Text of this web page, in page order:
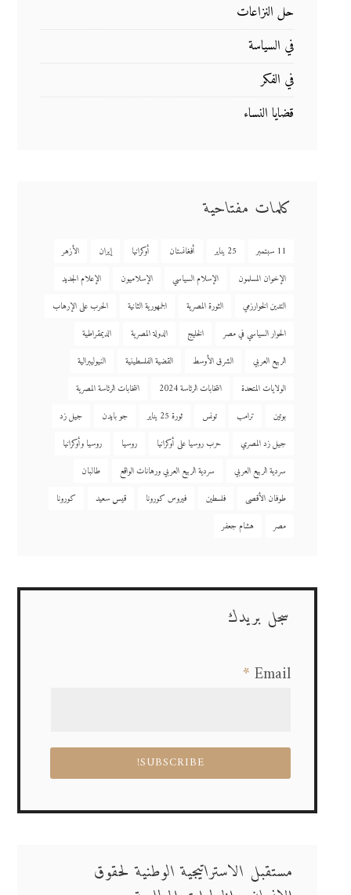
حل النزاعات
في السياسة
في الفكر
قضايا النساء
كلمات مفتاحية
11 سبتمبر 25 يناير أفغانستان أوكرانيا إيران
الأزهر
الإخوان المسلمون
الإسلام السياسي الإسلاميون
الإعلام الجديد
التدين الخوارزمي
الثورة المصرية الجمهورية الثانية
الحرب على الإرهاب
الحوار السياسي في مصر
الخليج الدولة المصرية
الديمقراطية
الربيع العربي
الشرق الأوسط القضية الفلسطينية
النيوليبرالية
الولايات المتحدة
انتخابات الرئاسة 2024
انتخابات الرئاسة المصرية
بوتين
ترامب تونس ثورة 25 يناير جو بايدن
جيل زد
جيل زد المصري
حرب روسيا على أوكرانيا روسيا
روسيا وأوكرانيا
سردية الربيع العربي
سردية الربيع العربي ورهانات الواقع
طالبان
طوفان الأقصى
فلسطين فيروس كورونا قيس سعيد
كورونا
مصر
هشام جعفر
سجل بريدك
Email
*
مستقبل الاستراتيجية الوطنية لحقوق